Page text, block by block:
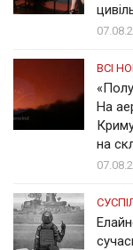
ВСІ
На
на